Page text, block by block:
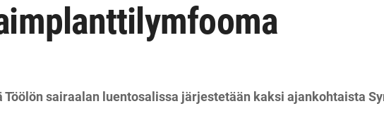
Töölön sairaalan luentosalissa järjestetään kaksi ajankohtaista